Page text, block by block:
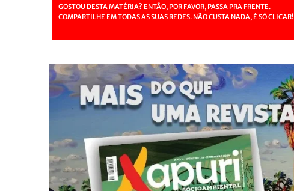
GOSTOU DESTA MATÉRIA? ENTÃO, POR FAVOR, PASSA PRA FRENTE.
COMPARTILHE EM TODAS AS SUAS REDES. NÃO CUSTA NADA, É SÓ CLICAR!